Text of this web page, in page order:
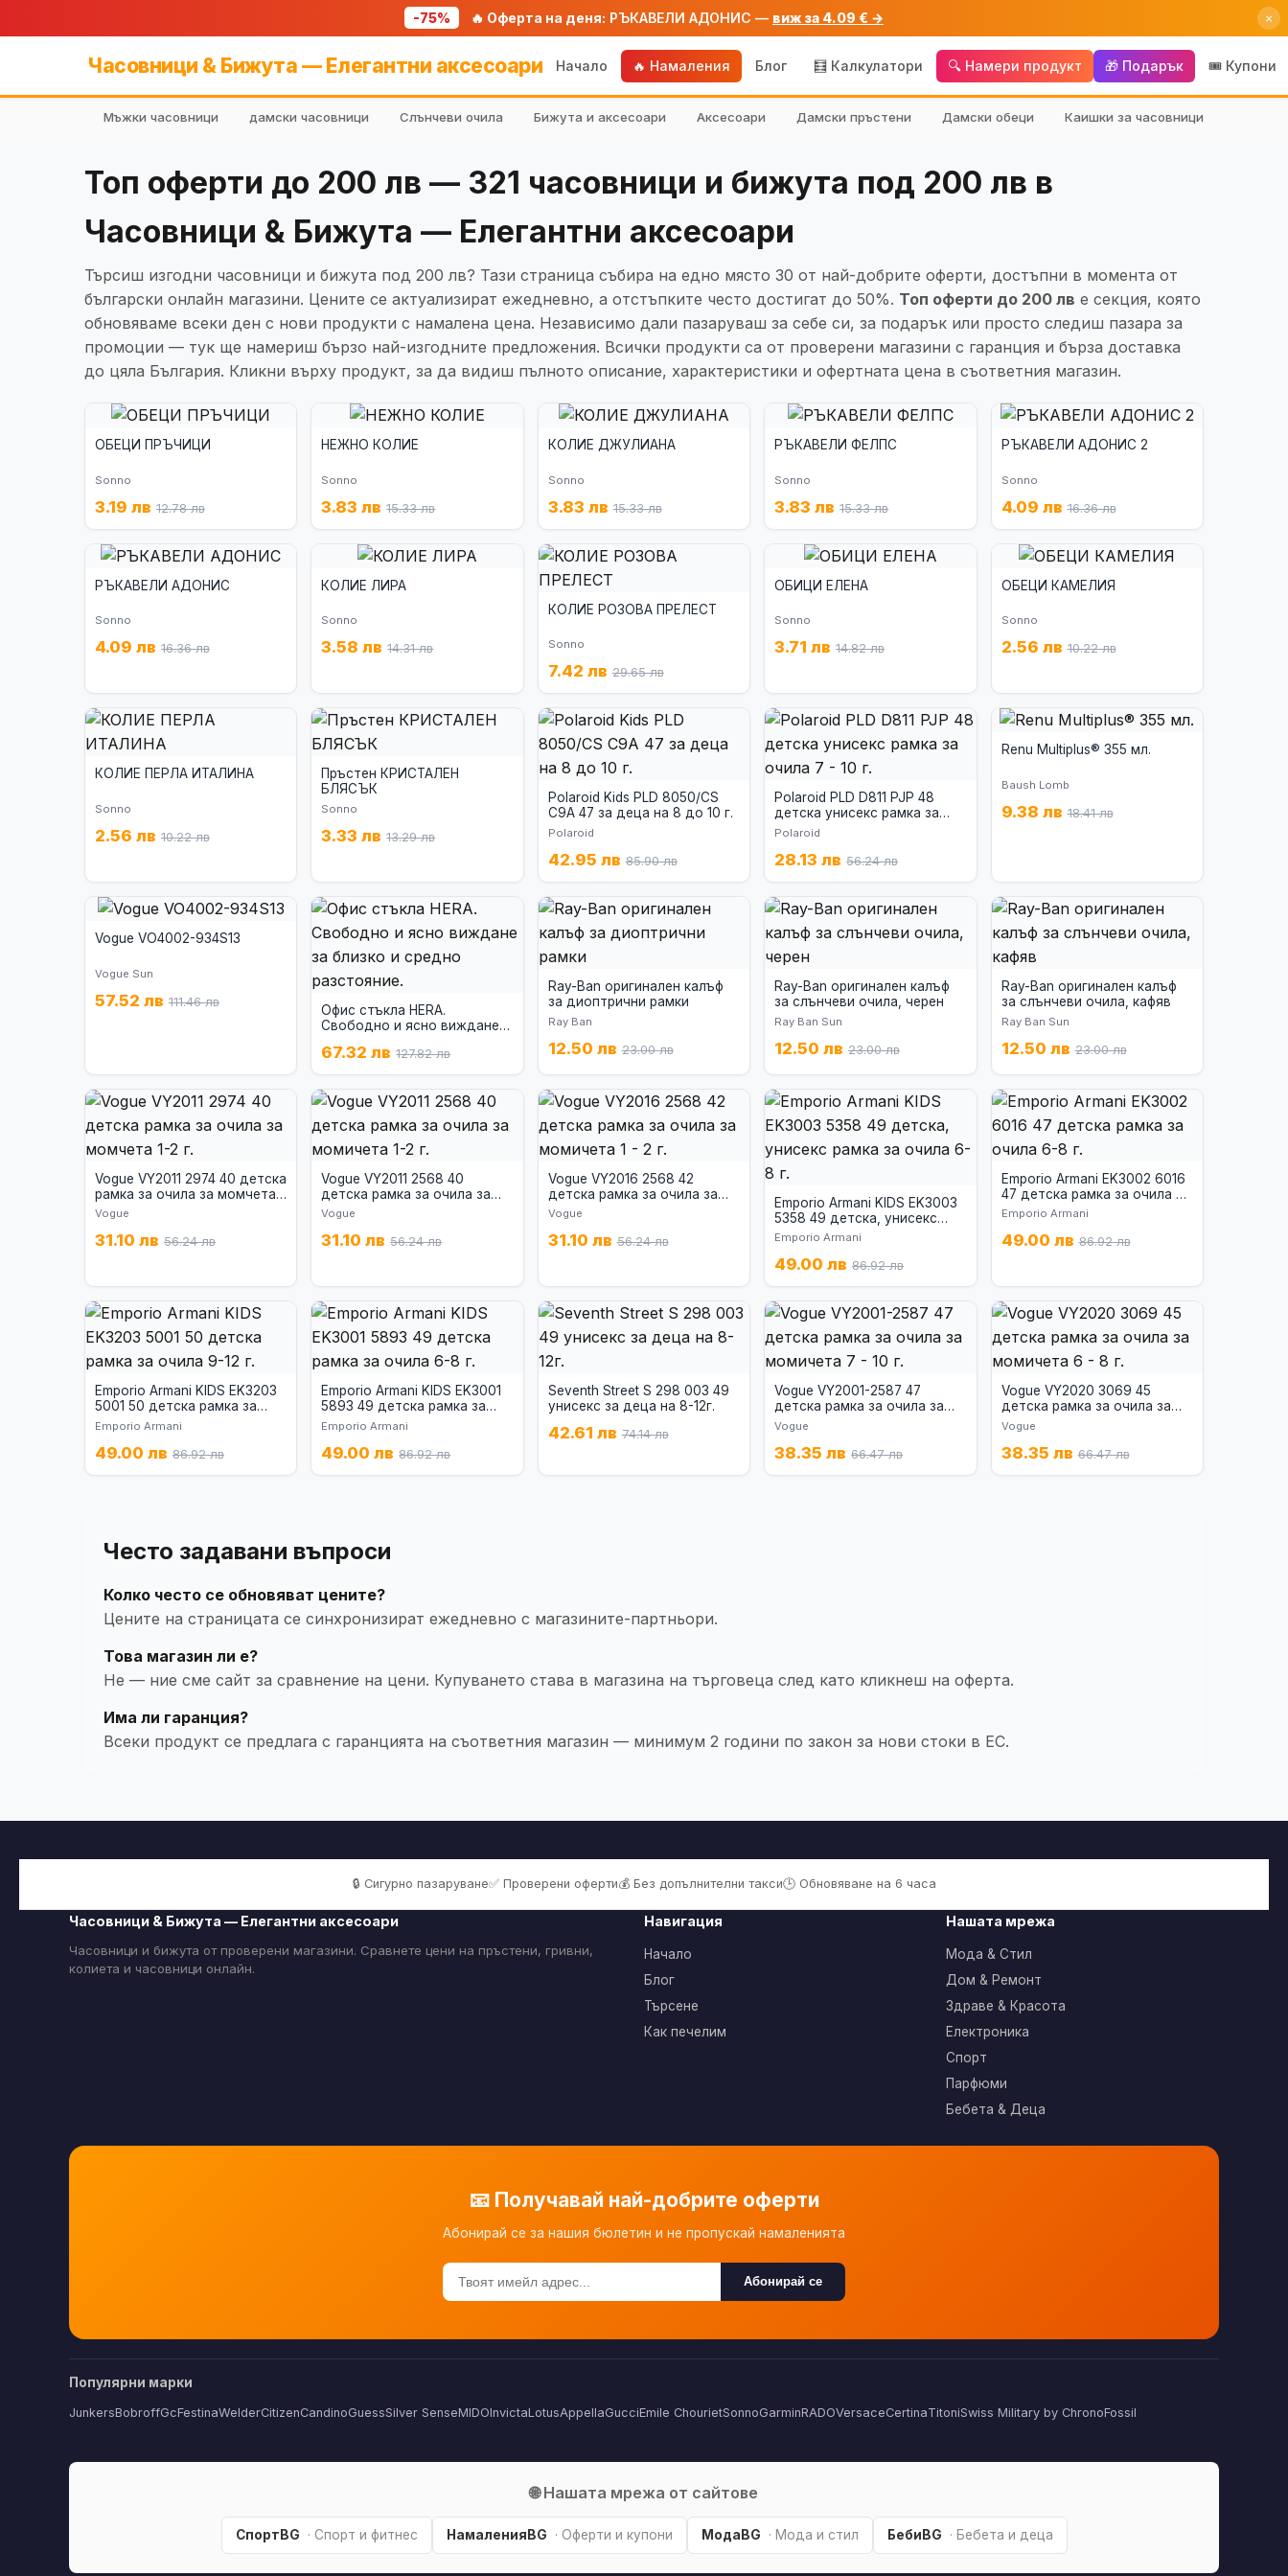
-75% 🔥 Оферта на деня: РЪКАВЕЛИ АДОНИС — виж за 4.09 € → ×
Часовници & Бижута — Елегантни аксесоари Начало 🔥 Намаления Блог 🧮 Калкулатори 🔍 Намери продукт 🎁 Подарък 🎟️ Купони
Мъжки часовници дамски часовници Слънчеви очила Бижута и аксесоари Аксесоари Дамски пръстени Дамски обеци Каишки за часовници
Топ оферти до 200 лв — 321 часовници и бижута под 200 лв в
Часовници & Бижута — Елегантни аксесоари
Търсиш изгодни часовници и бижута под 200 лв? Тази страница събира на едно място 30 от най-добрите оферти, достъпни в момента от
български онлайн магазини. Цените се актуализират ежедневно, а отстъпките често достигат до 50%. Топ оферти до 200 лв е секция, която
обновяваме всеки ден с нови продукти с намалена цена. Независимо дали пазаруваш за себе си, за подарък или просто следиш пазара за
промоции — тук ще намериш бързо най-изгодните предложения. Всички продукти са от проверени магазини с гаранция и бърза доставка
до цяла България. Кликни върху продукт, за да видиш пълното описание, характеристики и офертната цена в съответния магазин.
ОБЕЦИ ПРЪЧИЦИ
Sonno
3.19 лв 12.78 лв
НЕЖНО КОЛИЕ
Sonno
3.83 лв 15.33 лв
КОЛИЕ ДЖУЛИАНА
Sonno
3.83 лв 15.33 лв
РЪКАВЕЛИ ФЕЛПС
Sonno
3.83 лв 15.33 лв
РЪКАВЕЛИ АДОНИС 2
Sonno
4.09 лв 16.36 лв
РЪКАВЕЛИ АДОНИС
Sonno
4.09 лв 16.36 лв
КОЛИЕ ЛИРА
Sonno
3.58 лв 14.31 лв
КОЛИЕ РОЗОВА ПРЕЛЕСТ
Sonno
7.42 лв 29.65 лв
ОБИЦИ ЕЛЕНА
Sonno
3.71 лв 14.82 лв
ОБЕЦИ КАМЕЛИЯ
Sonno
2.56 лв 10.22 лв
КОЛИЕ ПЕРЛА ИТАЛИНА
Sonno
2.56 лв 10.22 лв
Пръстен КРИСТАЛЕН
БЛЯСЪК
Sonno
3.33 лв 13.29 лв
Polaroid Kids PLD 8050/CS
C9A 47 за деца на 8 до 10 г.
Polaroid
42.95 лв 85.90 лв
Polaroid PLD D811 PJP 48
детска унисекс рамка за
очила 7 - 10 г.
Polaroid
28.13 лв 56.24 лв
Renu Multiplus® 355 мл.
Baush Lomb
9.38 лв 18.41 лв
Vogue VO4002-934S13
Vogue Sun
57.52 лв 111.46 лв
Офис стъкла HERA.
Свободно и ясно виждане
разстояние.
67.32 лв 127.82 лв
Ray-Ban оригинален калъф
за диоптрични рамки
Ray Ban
12.50 лв 23.00 лв
Ray-Ban оригинален калъф
за слънчеви очила, черен
Ray Ban Sun
12.50 лв 23.00 лв
Ray-Ban оригинален калъф
за слънчеви очила, кафяв
Ray Ban Sun
12.50 лв 23.00 лв
Vogue VY2011 2974 40 детска
рамка за очила за момчета
1-2 г.
Vogue
31.10 лв 56.24 лв
Vogue VY2011 2568 40
детска рамка за очила за
момичета 1-2 г.
Vogue
31.10 лв 56.24 лв
Vogue VY2016 2568 42
детска рамка за очила за
момичета 1 - 2 г.
Vogue
31.10 лв 56.24 лв
Emporio Armani KIDS EK3003
5358 49 детска, унисекс
рамка за очила 6-8 г.
Emporio Armani
49.00 лв 86.92 лв
Emporio Armani EK3002 6016
47 детска рамка за очила 6-
8 г.
Emporio Armani
49.00 лв 86.92 лв
Emporio Armani KIDS EK3203
5001 50 детска рамка за
очила 9-12 г.
Emporio Armani
49.00 лв 86.92 лв
Emporio Armani KIDS EK3001
5893 49 детска рамка за
очила 6-8 г.
Emporio Armani
49.00 лв 86.92 лв
Seventh Street S 298 003 49
унисекс за деца на 8-12г.
42.61 лв 74.14 лв
Vogue VY2001-2587 47
детска рамка за очила за
момичета 7 - 10 г.
Vogue
38.35 лв 66.47 лв
Vogue VY2020 3069 45
детска рамка за очила за
момичета 6 - 8 г.
Vogue
38.35 лв 66.47 лв
Често задавани въпроси
Колко често се обновяват цените?
Цените на страницата се синхронизират ежедневно с магазините-партньори.
Това магазин ли е?
Не — ние сме сайт за сравнение на цени. Купуването става в магазина на търговеца след като кликнеш на оферта.
Има ли гаранция?
Всеки продукт се предлага с гаранцията на съответния магазин — минимум 2 години по закон за нови стоки в ЕС.
🔒 Сигурно пазаруване✅ Проверени оферти💰 Без допълнителни такси🕒 Обновяване на 6 часа
Часовници & Бижута — Елегантни аксесоари
Часовници и бижута от проверени магазини. Сравнете цени на пръстени, гривни,
колиета и часовници онлайн.
Навигация
Начало
Блог
Търсене
Как печелим
Нашата мрежа
Мода & Стил
Дом & Ремонт
Здраве & Красота
Електроника
Спорт
Парфюми
Бебета & Деца
📧 Получавай най-добрите оферти
Абонирай се за нашия бюлетин и не пропускай намаленията
Абонирай се
Популярни марки
JunkersBobroffGcFestinaWelderCitizenCandinoGuessSilver SenseMIDOInvictaLotusAppellaGucciEmile ChourietSonnoGarminRADOVersaceCertinaTitoniSwiss Military by ChronoFossil
🌐 Нашата мрежа от сайтове
СпортBG · Спорт и фитнес НамаленияBG · Оферти и купони МодаBG · Мода и стил БебиBG · Бебета и деца